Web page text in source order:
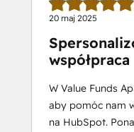
20 maj 2025
współpraca
W Value Funds
aby pomóc nam
na HubSpot.